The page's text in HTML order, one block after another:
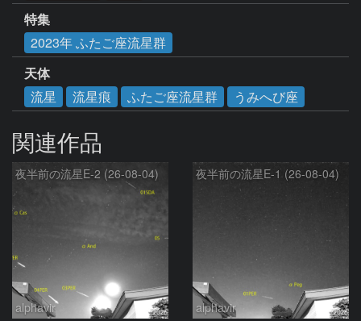
特集
2023年 ふたご座流星群
天体
流星
流星痕 ふたご座流星群 うみへび座
関連作品
夜半前の流星E-2 (26-08-04)
alphavir
夜半前の流星E-1 (26-08-04)
alphavir